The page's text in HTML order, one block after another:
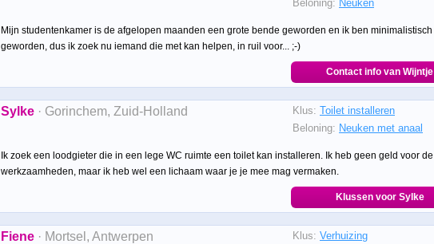
Beloning: Neuken
Mijn studentenkamer is de afgelopen maanden een grote bende geworden en ik ben minimalistisch
geworden, dus ik zoek nu iemand die met kan helpen, in ruil voor... ;-)
Contact info van Wijntje
Sylke · Gorinchem, Zuid-Holland Klus: Toilet installeren
Beloning: Neuken met anaal
Ik zoek een loodgieter die in een lege WC ruimte een toilet kan installeren. Ik heb geen geld voor de
werkzaamheden, maar ik heb wel een lichaam waar je je mee mag vermaken.
Klussen voor Sylke
Fiene · Mortsel, Antwerpen Klus: Verhuizing